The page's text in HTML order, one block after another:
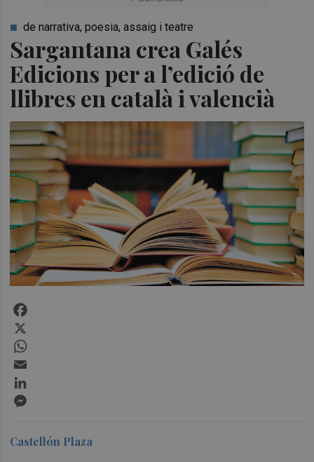
Sargantana crea Galés
Edicions per a l’edició de
llibres en català i valencià
de narrativa, poesia, assaig i teatre
Castellón Plaza